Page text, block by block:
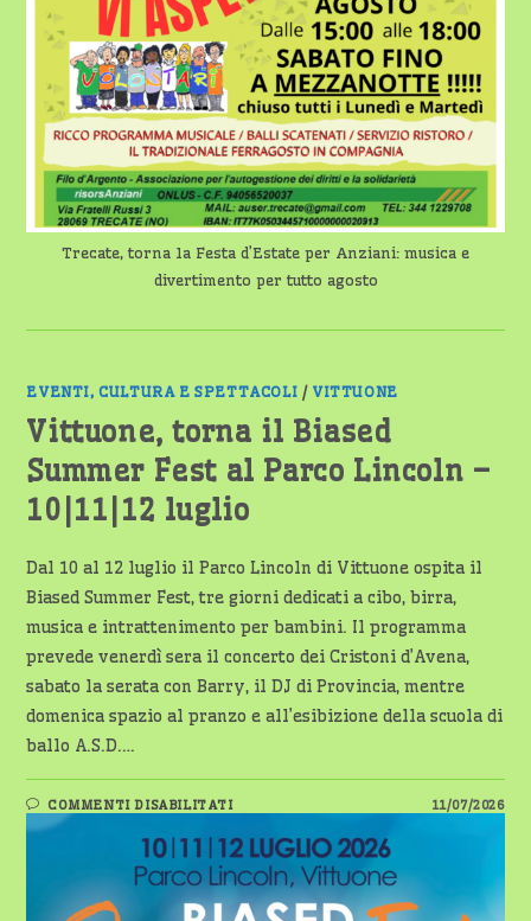
Trecate, torna la Festa d’Estate per Anziani: musica e
divertimento per tutto agosto
EVENTI, CULTURA E SPETTACOLI / VITTUONE
Vittuone, torna il Biased
Summer Fest al Parco Lincoln –
10|11|12 luglio
Dal 10 al 12 luglio il Parco Lincoln di Vittuone ospita il
Biased Summer Fest, tre giorni dedicati a cibo, birra,
musica e intrattenimento per bambini. Il programma
prevede venerdì sera il concerto dei Cristoni d’Avena,
sabato la serata con Barry, il DJ di Provincia, mentre
domenica spazio al pranzo e all’esibizione della scuola di
ballo A.S.D.…
COMMENTI DISABILITATISU
VITTUONE,
TORNA
IL
BIASED
SUMMER
FEST
AL
11/07/2026